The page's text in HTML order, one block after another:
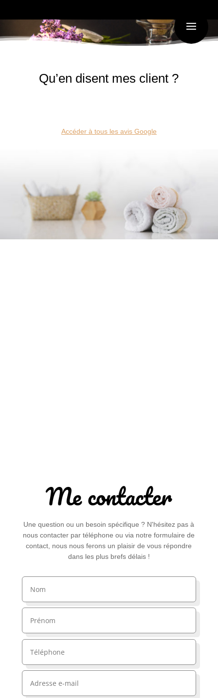
Qu’en disent mes client ?
Accéder à tous les avis Google
Me contacter
Une question ou un besoin spécifique ? N'hésitez pas à
nous contacter par téléphone ou via notre formulaire de
contact, nous nous ferons un plaisir de vous répondre
dans les plus brefs délais !